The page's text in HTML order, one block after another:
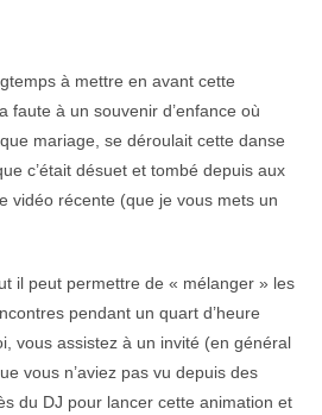
à mettre en avant cette
faute à un souvenir d’enfance où
mariage, se déroulait cette danse
c’était désuet et tombé depuis aux
vidéo récente (que je vous mets un
il peut permettre de « mélanger » les
pendant un quart d’heure
vous assistez à un invité (en général
vous n’aviez pas vu depuis des
du DJ pour lancer cette animation et